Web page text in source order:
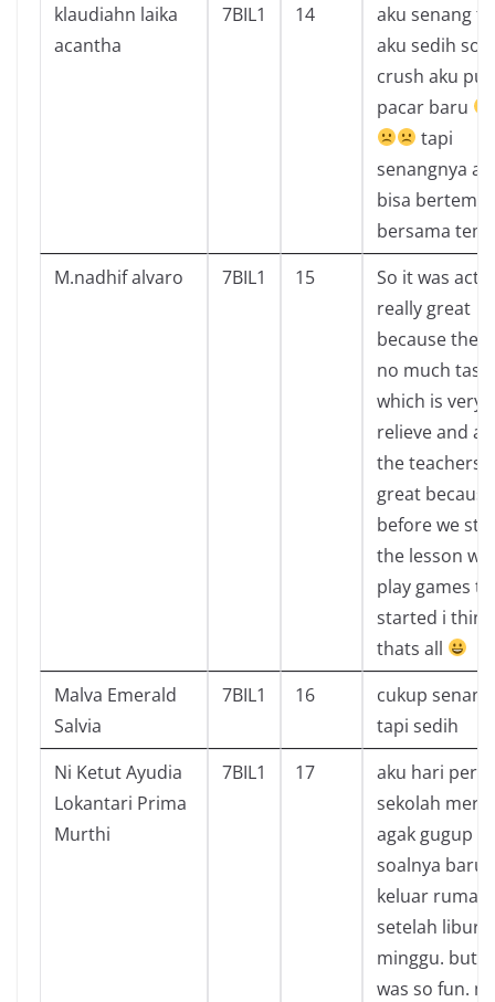
klaudiahn laika
acantha
7BIL1 14
aku senang
aku sedih
crush aku
pacar baru
tapi
senangnya
bisa bertemu
bersama
M.nadhif alvaro
7BIL1 15
So it was
really great
because
no much task
which is very
relieve and
the teachers
great because
before we
the lesson we
play games
started i think
thats all
Malva Emerald
Salvia
7BIL1 16
cukup senang
tapi sedih
Ni Ketut Ayudia
Lokantari Prima
Murthi
7BIL1 17
aku hari
sekolah
agak gugup
soalnya baru
keluar rumah
setelah libur 2
minggu. but it
was so fun.